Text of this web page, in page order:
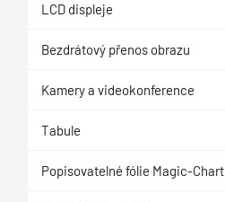
LCD displeje
Bezdrátový přenos obrazu
Kamery a videokonference
Tabule
Popisovatelné fólie Magic-Chart